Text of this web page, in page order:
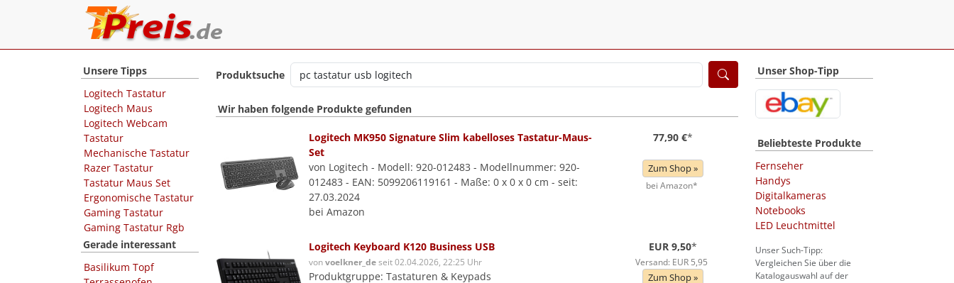
Unsere Tipps
Logitech Tastatur
Logitech Maus
Logitech Webcam
Tastatur
Mechanische Tastatur
Razer Tastatur
Tastatur Maus Set
Ergonomische Tastatur
Gaming Tastatur
Gaming Tastatur Rgb
Gerade interessant
Basilikum Topf
Produktsuche
Wir haben folgende Produkte gefunden
Logitech MK950 Signature Slim kabelloses Tastatur-Maus-
Set
von Logitech - Modell: 920-012483 - Modellnummer: 920-
012483 - EAN: 5099206119161 - Maße: 0 x 0 x 0 cm - seit:
27.03.2024
bei Amazon
77,90 €*
Zum Shop »
bei Amazon*
Logitech Keyboard K120 Business USB
vonvoelkner_deseit 02.04.2026, 22:25 Uhr
Produktgruppe: Tastaturen & Keypads
EUR 9,50*
Versand: EUR 5,95
Zum Shop »
Unser Shop-Tipp
Beliebteste Produkte
Fernseher
Handys
Digitalkameras
Notebooks
LED Leuchtmittel
Unser Such-Tipp:
Vergleichen Sie über die
Katalogauswahl auf der